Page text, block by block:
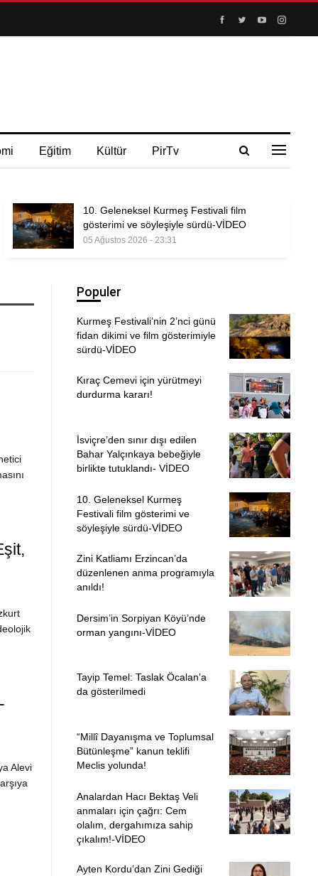
Eğitim Kültür PirTv
10. Geleneksel Kurmeş Festivali film
gösterimi ve söyleşiyle sürdü-VİDEO
05 Ağustos 2026 - 23:31
Alevi
Populer
Kurmeş Festivali’nin 2’nci günü
fidan dikimi ve film gösterimiyle
sürdü-VİDEO
Kıraç Cemevi için yürütmeyi
durdurma kararı!
İsviçre’den sınır dışı edilen
Bahar Yalçınkaya bebeğiyle
birlikte tutuklandı- VİDEO
10. Geleneksel Kurmeş
Festivali film gösterimi ve
söyleşiyle sürdü-VİDEO
Zini Katliamı Erzincan’da
düzenlenen anma programıyla
anıldı!
Dersim’in Sorpiyan Köyü’nde
orman yangını-VİDEO
Tayip Temel: Taslak Öcalan’a
da gösterilmedi
“Millî Dayanışma ve Toplumsal
Bütünleşme” kanun teklifi
Meclis yolunda!
Analardan Hacı Bektaş Veli
anmaları için çağrı: Cem
olalım, dergahımıza sahip
çıkalım!-VİDEO
Ayten Kordu’dan Zini Gediği